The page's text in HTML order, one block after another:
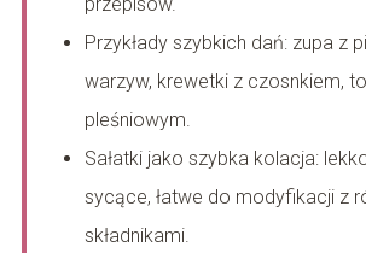
Przykłady szybkich dań: zupa z
warzyw, krewetki z czosnkiem,
pleśniowym.
Sałatki jako szybka kolacja:
sycące, łatwe do modyfikacji z
składnikami.